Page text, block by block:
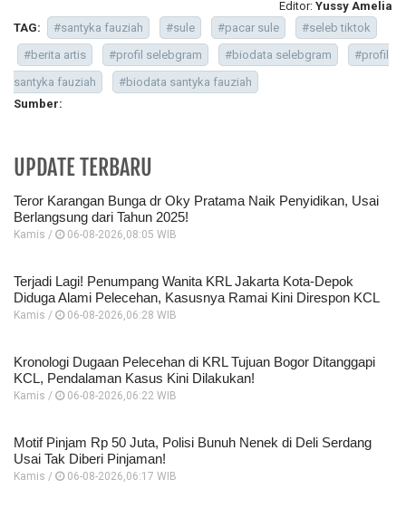
Editor: Yussy Amelia
TAG:
#santyka fauziah #sule #pacar sule
#seleb tiktok
#berita artis
#profil selebgram #biodata selebgram
#profil
santyka fauziah
#biodata santyka fauziah
Sumber:
UPDATE TERBARU
Teror Karangan Bunga dr Oky Pratama Naik Penyidikan, Usai
Berlangsung dari Tahun 2025!
Kamis / 06-08-2026,08:05 WIB
Terjadi Lagi! Penumpang Wanita KRL Jakarta Kota-Depok
Diduga Alami Pelecehan, Kasusnya Ramai Kini Direspon KCL
Kamis / 06-08-2026,06:28 WIB
Kronologi Dugaan Pelecehan di KRL Tujuan Bogor Ditanggapi
KCL, Pendalaman Kasus Kini Dilakukan!
Kamis / 06-08-2026,06:22 WIB
Motif Pinjam Rp 50 Juta, Polisi Bunuh Nenek di Deli Serdang
Usai Tak Diberi Pinjaman!
Kamis / 06-08-2026,06:17 WIB